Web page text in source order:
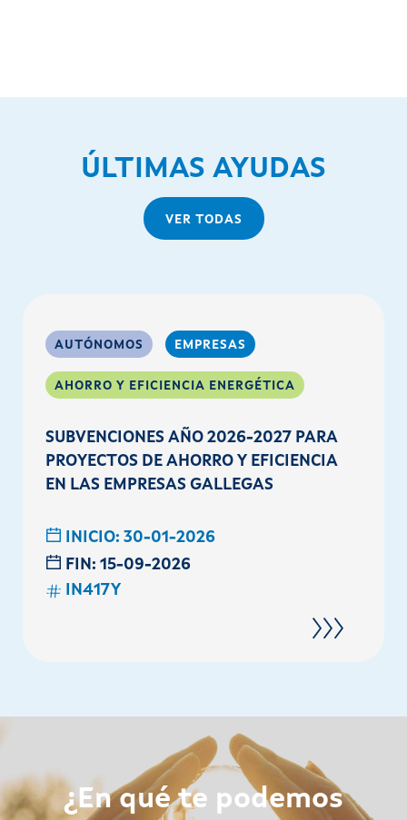
ÚLTIMAS AYUDAS
VER TODAS
AUTÓNOMOS EMPRESAS
AHORRO Y EFICIENCIA ENERGÉTICA
SUBVENCIONES AÑO 2026-2027 PARA
PROYECTOS DE AHORRO Y EFICIENCIA
EN LAS EMPRESAS GALLEGAS
INICIO: 30-01-2026
FIN: 15-09-2026
IN417Y
¿En qué te podemos